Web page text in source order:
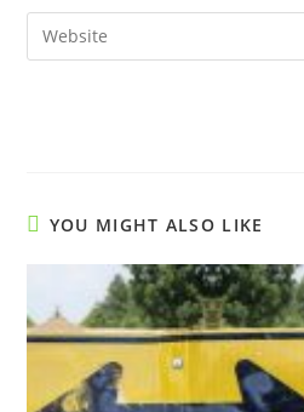
comment
email
address
Enter
your
YOU MIGHT ALSO LIKE